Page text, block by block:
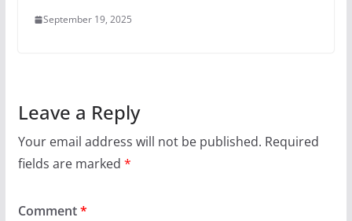
September 19, 2025
Leave a Reply
Your email address will not be published. Required
fields are marked *
Comment*